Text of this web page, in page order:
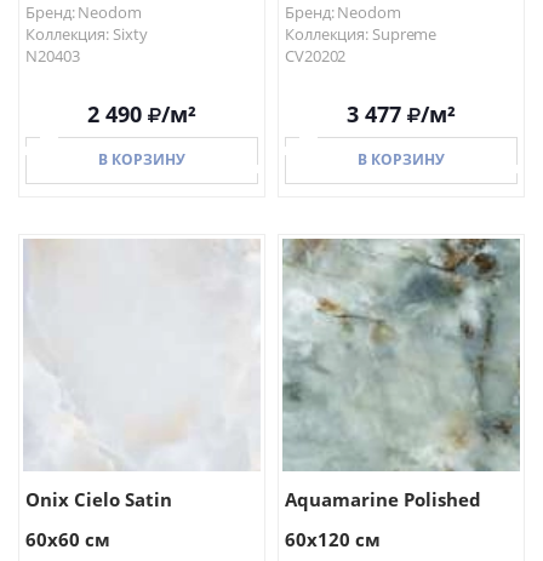
Бренд: Neodom
Коллекция: Sixty
N20403
2 490 /м²
В КОРЗИНУ
Бренд: Neodom
Коллекция: Supreme
CV20202
3 477 /м²
В КОРЗИНУ
В КОРЗИНУ
Onix Cielo Satin
60x60 см
Aquamarine Polished
60x120 см